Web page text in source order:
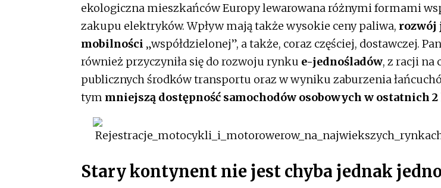
ekologiczna mieszkańców Europy lewarowana różnymi formami
zakupu elektryków. Wpływ mają także wysokie ceny paliwa, rozwój
mobilności „współdzielonej”, a także, coraz częściej, dostawczej.
również przyczyniła się do rozwoju rynku e-jednośladów, z racji na
publicznych środków transportu oraz w wyniku zaburzenia
tym mniejszą dostępność samochodów osobowych w ostatnich 2
Stary kontynent nie jest chyba jednak